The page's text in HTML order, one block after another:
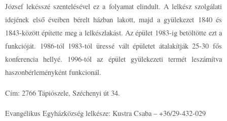
József lekésszé szentelésével ez a folyamat elindult. A lelkész szolgálati
idejének első éveiben bérelt házban lakott, majd a gyülekezet 1840 és
1843-között építette meg a lelkészlakást. Az épület 1983-ig betöltötte ezt a
funkcióját. 1986-tól 1983-tól üressé vált épületet átalakítják 25-30 fős
konferencia hellyé. 1996-tól az épület gyülekezeti termét leszámítva
haszonbérleményként funkcionál.
Cím: 2766 Tápiószele, Széchenyi út 34.
Evangélikus Egyházközség lelkésze: Kustra Csaba – +36/29-432-029